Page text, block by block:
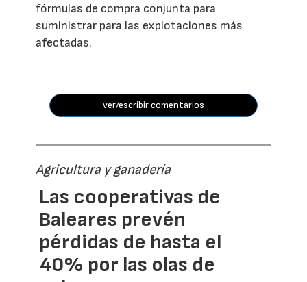
fórmulas de compra conjunta para
suministrar para las explotaciones más
afectadas.
ver/escribir comentarios
Agricultura y ganadería
Las cooperativas de
Baleares prevén
pérdidas de hasta el
40% por las olas de